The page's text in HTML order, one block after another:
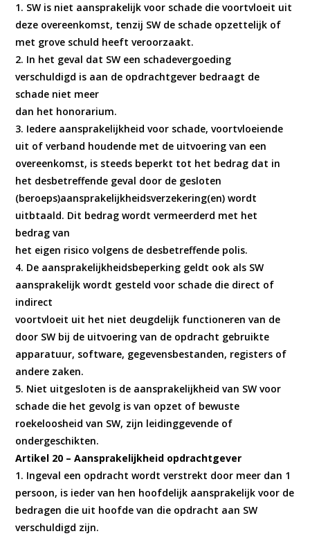
1. SW is niet aansprakelijk voor schade die voortvloeit uit
deze overeenkomst, tenzij SW de schade opzettelijk of
met grove schuld heeft veroorzaakt.
2. In het geval dat SW een schadevergoeding
verschuldigd is aan de opdrachtgever bedraagt de
schade niet meer
dan het honorarium.
3. Iedere aansprakelijkheid voor schade, voortvloeiende
uit of verband houdende met de uitvoering van een
overeenkomst, is steeds beperkt tot het bedrag dat in
het desbetreffende geval door de gesloten
(beroeps)aansprakelijkheidsverzekering(en) wordt
uitbtaald. Dit bedrag wordt vermeerderd met het
bedrag van
het eigen risico volgens de desbetreffende polis.
4. De aansprakelijkheidsbeperking geldt ook als SW
aansprakelijk wordt gesteld voor schade die direct of
indirect
voortvloeit uit het niet deugdelijk functioneren van de
door SW bij de uitvoering van de opdracht gebruikte
apparatuur, software, gegevensbestanden, registers of
andere zaken.
5. Niet uitgesloten is de aansprakelijkheid van SW voor
schade die het gevolg is van opzet of bewuste
roekeloosheid van SW, zijn leidinggevende of
ondergeschikten.
Artikel 20 – Aansprakelijkheid opdrachtgever
1. Ingeval een opdracht wordt verstrekt door meer dan 1
persoon, is ieder van hen hoofdelijk aansprakelijk voor de
bedragen die uit hoofde van die opdracht aan SW
verschuldigd zijn.